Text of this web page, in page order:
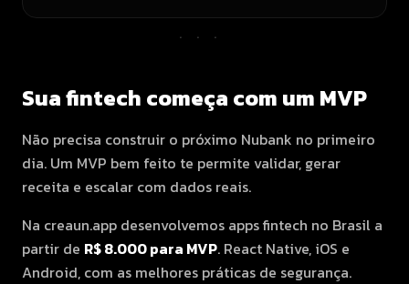
···
Sua fintech começa com um MVP
Não precisa construir o próximo Nubank no primeiro
dia. Um MVP bem feito te permite validar, gerar
receita e escalar com dados reais.
Na creaun.app desenvolvemos apps fintech no Brasil a
partir de R$ 8.000 para MVP. React Native, iOS e
Android, com as melhores práticas de segurança.